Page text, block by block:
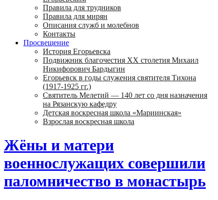
Правила для трудников
Правила для мирян
Описания служб и молебнов
Контакты
Просвещение
История Егорьевска
Подвижник благочестия ХХ столетия Михаил
Никифорович Бардыгин
Егорьевск в годы служения святителя Тихона
(1917-1925 гг.)
Святитель Мелетий — 140 лет со дня назначения
на Рязанскую кафедру
Детская воскресная школа «Мариинская»
Взрослая воскресная школа
Жёны и матери
военнослужащих совершили
паломничество в монастырь